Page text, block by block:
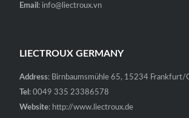
Email : info@liectroux.vn
LIECTROUX GERMANY
Address: Birnbaumsmühle 65, 15234 Frankfurt/
Tel : 0049 335 23386578
Website: http://www.liectroux.de